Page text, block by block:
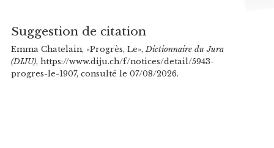
Suggestion de citation
Emma Chatelain, «Progrès, Le», Dictionnaire du Jura
(DIJU), https://www.diju.ch/f/notices/detail/5943-
progres-le-1907, consulté le 07/08/2026.